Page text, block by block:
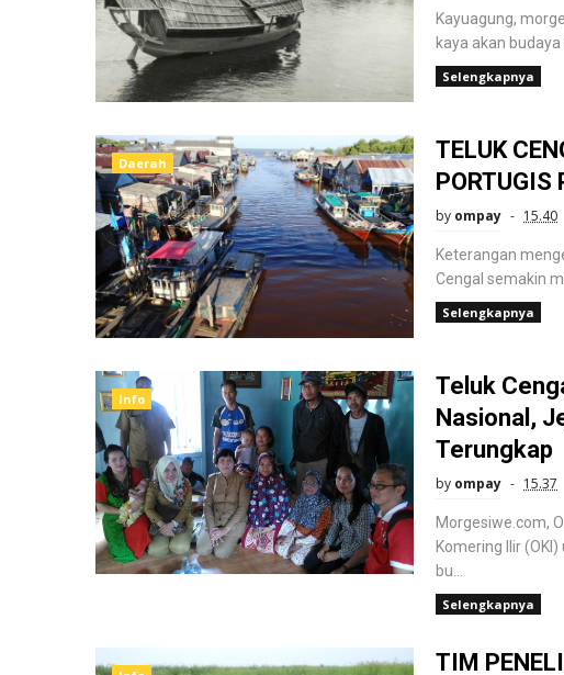
Kayuagung,
kaya akan
Selengkapnya
Daerah
TELUK
PORTUGIS
by ompay 15.40
Keterangan
Cengal semakin
Selengkapnya
Info
Teluk
Nasional,
Terungkap
by ompay 15.37
Morgesiwe.com,
Komering Ilir
bu...
Selengkapnya
TIM